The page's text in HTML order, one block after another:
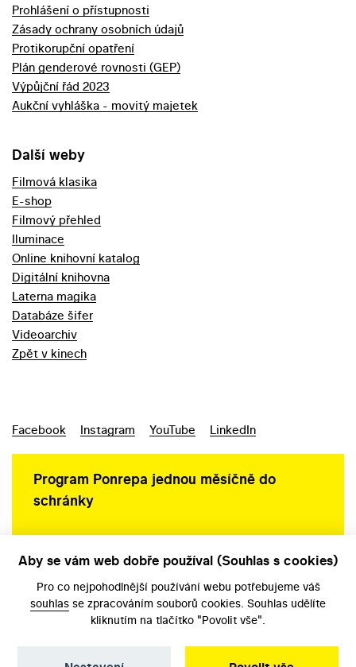
Prohlášení o přístupnosti
Zásady ochrany osobních údajů
Protikorupční opatření
Plán genderové rovnosti (GEP)
Výpůjční řád 2023
Aukční vyhláška - movitý majetek
Další weby
Filmová klasika
E-shop
Filmový přehled
Iluminace
Online knihovní katalog
Digitální knihovna
Laterna magika
Databáze šifer
Videoarchiv
Zpět v kinech
Facebook Instagram YouTube LinkedIn
Program Ponrepa jednou měsíčně do
schránky
Aby se vám web dobře používal (Souhlas s cookies)
Pro co nejpohodlnější používání webu potřebujeme váš
souhlas se zpracováním souborů cookies. Souhlas udělíte
kliknutím na tlačítko "Povolit vše".